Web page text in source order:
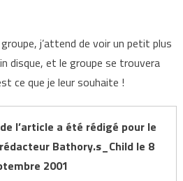
j’attend de voir un petit plus
disque, et le groupe se trouvera
ce que je leur souhaite !
l’article a été rédigé pour le
Bathory.s_Child le 8
2001